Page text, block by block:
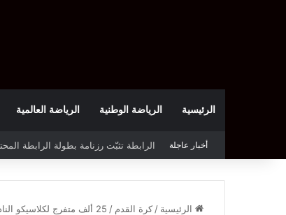
الرئيسية الرياضة الوطنية الرياضة العالمية
أخبار عاجلة غيث الوهابي ينضم إلى نادي حتا الإماراتي
الرئيسية / كرة القدم / 25 ألف متفرج لكلاسيكو النادي الإفريقي والنجم الساحلي